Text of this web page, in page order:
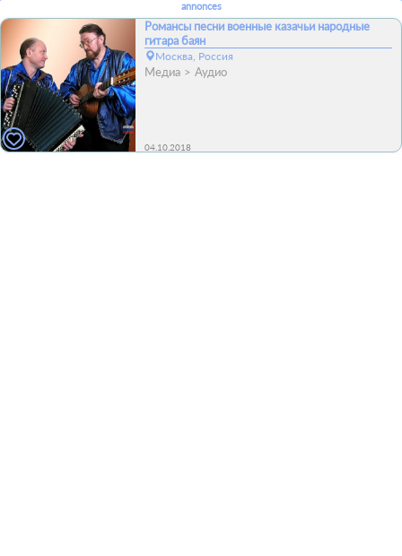
annonces
Романсы песни военные казачьи народные
гитара баян
Москва, Россия
Медиа Аудио
04.10.2018